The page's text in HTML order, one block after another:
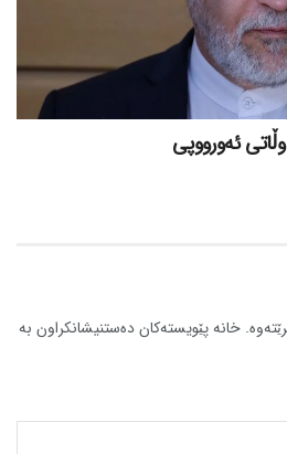
ئەورووپی
خانە پێویستەکان دەستنیشانکراون بە